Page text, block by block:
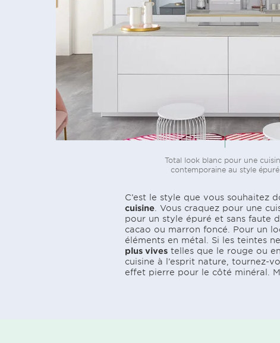
Total look blanc pour une
contemporaine au style épuré
C’est le style que vous souhaitez
cuisine. Vous craquez pour une
pour un style épuré et sans faute
cacao ou marron foncé. Pour un
éléments en métal. Si les teintes
plus vivestelles que le rouge ou
cuisine à l’esprit nature, tournez-
effet pierre pour le côté minéral.